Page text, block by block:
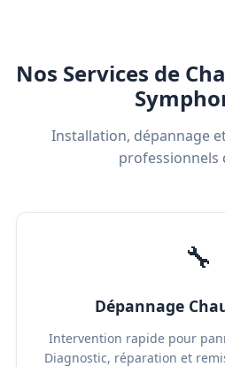
Nos Services de
Installation, dépannage
professionnels
🔧
Dépannage
Intervention rapide pour
Diagnostic, réparation et